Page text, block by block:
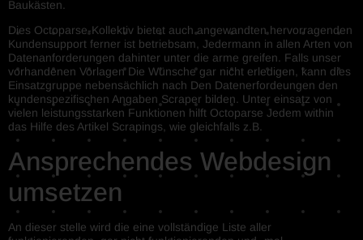
Baukästen.
Dies Octoparse-Kollektiv bietet auch angewandten hervorragenden
Kundensupport ferner ist betriebsam, Jedermann in allen Arten von
Datenanforderungen dahinter unter die arme greifen. Falls unser
vorhandenen Vorlagen Die Wünsche gar nicht erledigen, kann dies
Einsatzgruppe nebensächlich nach Den Datenerfordeungen den
kundenspezifischen Angaben Scraper bilden. Unter einsatz von
vielen leistungsstarken Funktionen hilft Octoparse Jedem within
das Hilfe des Artikel Scrapings, wie gleichfalls z.B.
Ansprechendes Webdesign
umsetzen
An dieser stelle wird die eine vollständige Liste aller